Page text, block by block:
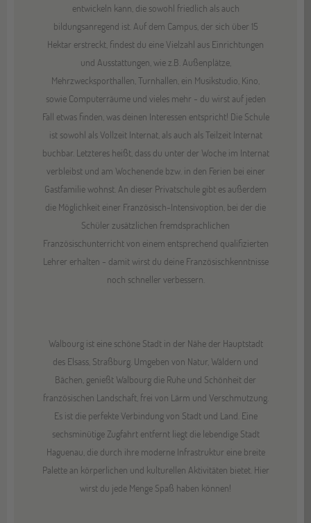
entwickeln kann, die sowohl friedlich als auch
bildungsanregend ist. Auf dem Campus, der sich über 15
Hektar erstreckt, findest du eine Vielzahl aus Einrichtungen
und Ausstattungen, wie z.B. Außenplätze,
Mehrzwecksporthallen, Turnhallen, ein Musikstudio, Kino,
sowie Computerräume und vieles mehr - du wirst auf jeden
Fall etwas finden, was deinen Interessen entspricht! Die Schule
ist sowohl als Vollzeit Internat, als auch als Teilzeit Internat
buchbar. Letzteres heißt, dass du unter der Woche im Internat
verbleibst und am Wochenende bzw. in den Ferien bei einer
Gastfamilie wohnst. An dieser Privatschule gibt es außerdem
die Möglichkeit einer Französisch-Intensivoption, bei der die
Schüler zusätzlichen fremdsprachlichen
Französischunterricht von einem entsprechend qualifizierten
Lehrer erhalten - damit wirst du deine Französischkenntnisse
noch schneller verbessern.
Walbourg ist eine schöne Stadt in der Nähe der Hauptstadt
des Elsass, Straßburg. Umgeben von Natur, Wäldern und
Bächen, genießt Walbourg die Ruhe und Schönheit der
französischen Landschaft, frei von Lärm und Verschmutzung.
Es ist die perfekte Verbindung von Stadt und Land. Eine
sechsminütige Zugfahrt entfernt liegt die lebendige Stadt
Haguenau, die durch ihre moderne Infrastruktur eine breite
Palette an körperlichen und kulturellen Aktivitäten bietet. Hier
wirst du jede Menge Spaß haben können!